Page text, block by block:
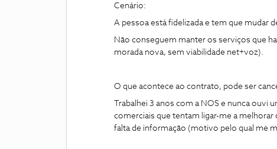
Cenário:
A pessoa está fidelizada e tem que mudar
Não conseguem manter os serviços que
morada nova, sem viabilidade net+voz).
O que acontece ao contrato, pode ser
Trabalhei 3 anos com a NOS e nunca ouvi
comerciais que tentam ligar-me a
falta de informação (motivo pelo qual me